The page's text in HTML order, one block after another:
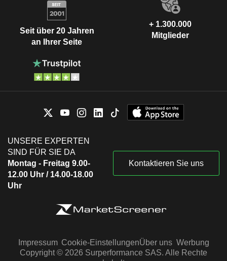
Seit über 20 Jahren
an Ihrer Seite
+ 1.300.000
Mitglieder
UNSERE EXPERTEN
SIND FÜR SIE DA
Montag - Freitag 9.00-
12.00 Uhr / 14.00-18.00
Uhr
Kontaktieren Sie uns
Impressum Cookie-EinstellungenÜber uns Werbung
Copyright © 2026 Surperformance SAS. Alle Rechte